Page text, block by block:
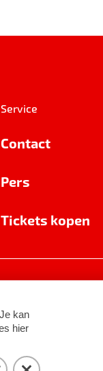
Service
Contact
Pers
Tickets kopen